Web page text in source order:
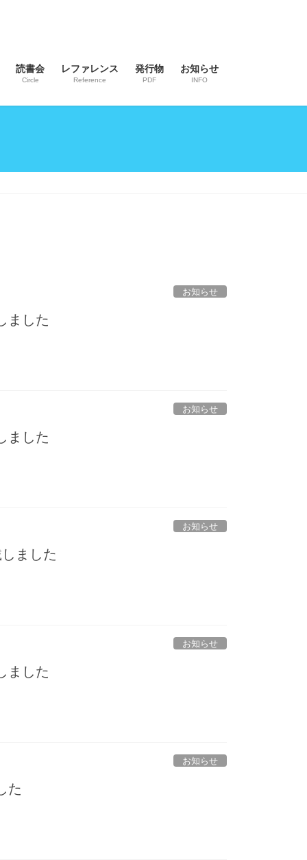
読書会
Circle
レファレンス
Reference
発行物
PDF
お知らせ
INFO
お知らせ
ました
お知らせ
ました
お知らせ
ました
お知らせ
ました
お知らせ
た